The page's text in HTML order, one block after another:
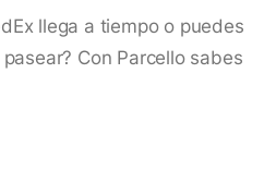
llega a tiempo o puedes
Con Parcello sabes